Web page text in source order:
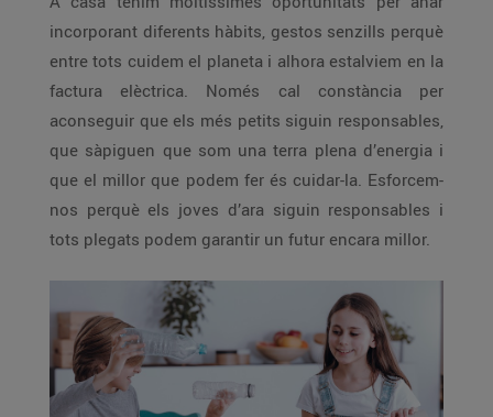
incorporant diferents hàbits, gestos senzills perquè
entre tots cuidem el planeta i alhora estalviem en la
factura elèctrica. Només cal constància per
aconseguir que els més petits siguin responsables,
que sàpiguen que som una terra plena d’energia i
que el millor que podem fer és cuidar-la. Esforcem-
nos perquè els joves d’ara siguin responsables i
tots plegats podem garantir un futur encara millor.